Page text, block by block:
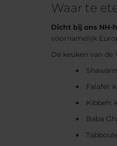
Waar te
Dicht bij ons NH-
voornamelijk
De keuken van de
Falafel:
Kibbeh:
Baba